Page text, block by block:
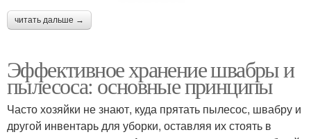
читать дальше →
Эффективное хранение швабры и
пылесоса: основные принципы
Часто хозяйки не знают, куда прятать пылесос, швабру и
другой инвентарь для уборки, оставляя их стоять в